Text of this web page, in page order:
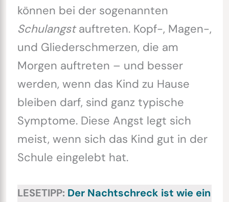
können bei der sogenannten
Schulangstauftreten. Kopf-, Magen-,
und Gliederschmerzen, die am
Morgen auftreten – und besser
werden, wenn das Kind zu Hause
bleiben darf, sind ganz typische
Symptome. Diese Angst legt sich
meist, wenn sich das Kind gut in der
Schule eingelebt hat.
LESETIPP: Der Nachtschreck ist wie ein